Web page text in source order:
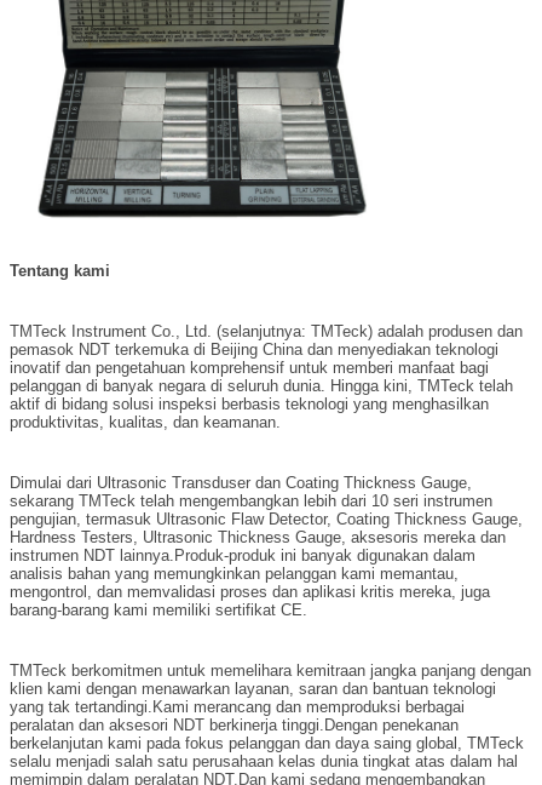
Tentang kami
TMTeck Instrument Co., Ltd. (selanjutnya: TMTeck) adalah produsen dan
pemasok NDT terkemuka di Beijing China dan menyediakan teknologi
inovatif dan pengetahuan komprehensif untuk memberi manfaat bagi
pelanggan di banyak negara di seluruh dunia. Hingga kini, TMTeck telah
aktif di bidang solusi inspeksi berbasis teknologi yang menghasilkan
produktivitas, kualitas, dan keamanan.
Dimulai dari Ultrasonic Transduser dan Coating Thickness Gauge,
sekarang TMTeck telah mengembangkan lebih dari 10 seri instrumen
pengujian, termasuk Ultrasonic Flaw Detector, Coating Thickness Gauge,
Hardness Testers, Ultrasonic Thickness Gauge, aksesoris mereka dan
instrumen NDT lainnya.Produk-produk ini banyak digunakan dalam
analisis bahan yang memungkinkan pelanggan kami memantau,
mengontrol, dan memvalidasi proses dan aplikasi kritis mereka, juga
barang-barang kami memiliki sertifikat CE.
TMTeck berkomitmen untuk memelihara kemitraan jangka panjang dengan
klien kami dengan menawarkan layanan, saran dan bantuan teknologi
yang tak tertandingi.Kami merancang dan memproduksi berbagai
peralatan dan aksesori NDT berkinerja tinggi.Dengan penekanan
berkelanjutan kami pada fokus pelanggan dan daya saing global, TMTeck
selalu menjadi salah satu perusahaan kelas dunia tingkat atas dalam hal
memimpin dalam peralatan NDT.Dan kami sedang mengembangkan